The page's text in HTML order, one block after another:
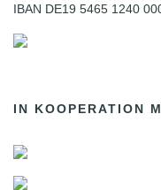
IBAN DE19 5465 1240
IN KOOPERATION